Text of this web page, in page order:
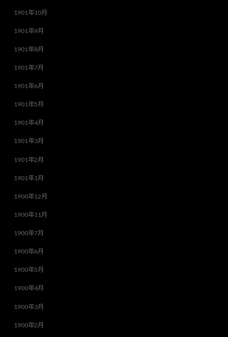
1901年10月
1901年9月
1901年8月
1901年7月
1901年6月
1901年5月
1901年4月
1901年3月
1901年2月
1901年1月
1900年12月
1900年11月
1900年7月
1900年6月
1900年5月
1900年4月
1900年3月
1900年2月